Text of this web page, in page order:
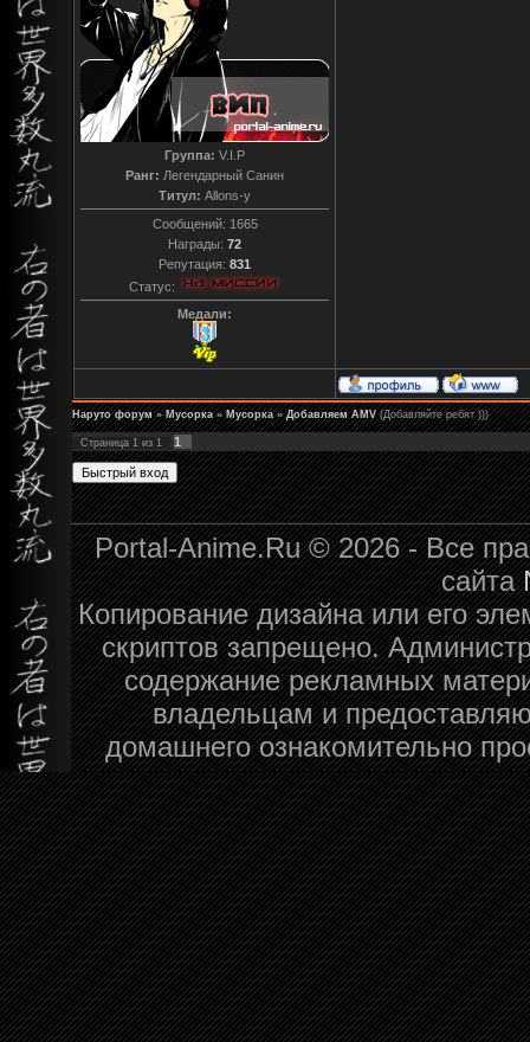
Группа: V.I.P
Ранг: Легендарный Санин
Титул: Allons-y
Сообщений: 1665
Награды: 72
Репутация: 831
Статус:
Медали:
Наруто форум » Мусорка » Мусорка » Добавляем AMV (Добавляйте ребят )))
Страница 1 из 1 1
Portal-Anime.Ru © 2026 - Все
сайта
Копирование дизайна или его
скриптов запрещено.
содержание рекламных
владельцам и
домашнего ознакомительно